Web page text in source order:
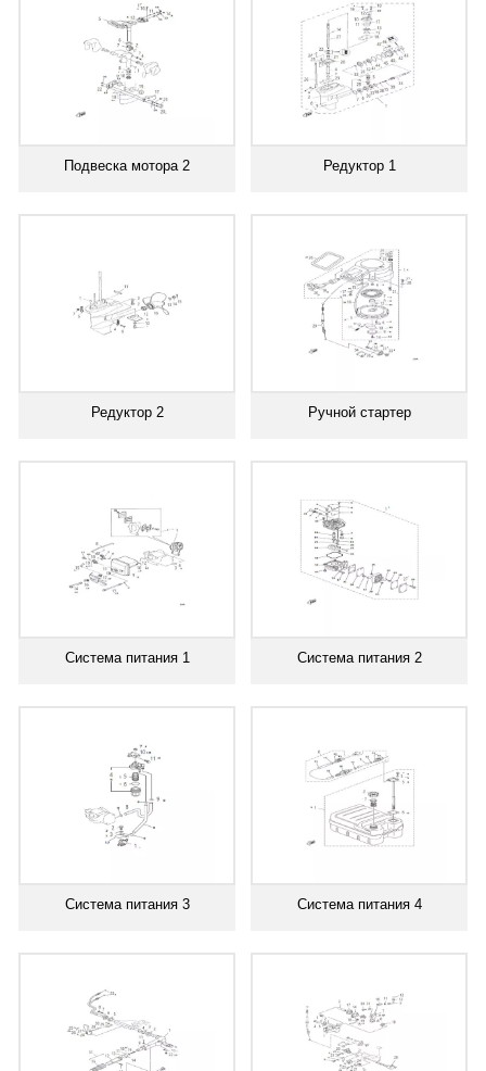
Подвеска мотора 2 Редуктор 1
Редуктор 2 Ручной стартер
Система питания 1 Система питания 2
Система питания 3 Система питания 4